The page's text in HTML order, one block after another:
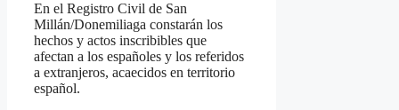
En el Registro Civil de San
Millán/Donemiliaga constarán los
hechos y actos inscribibles que
afectan a los españoles y los referidos
a extranjeros, acaecidos en territorio
español.